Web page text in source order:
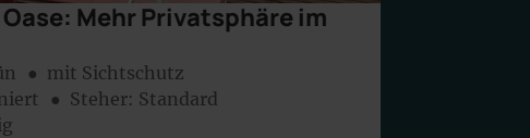
Mehr Privatsphäre im
● mit Sichtschutz
● Steher: Standard